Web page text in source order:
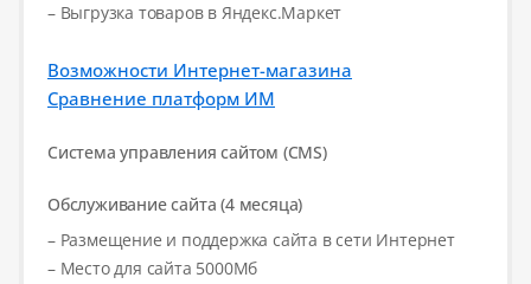
– Выгрузка товаров в Яндекс.Маркет
Возможности Интернет-магазина
Сравнение платформ ИМ
Система управления сайтом (CMS)
Обслуживание сайта (4 месяца)
– Размещение и поддержка сайта в сети Интернет
– Место для сайта 5000Мб